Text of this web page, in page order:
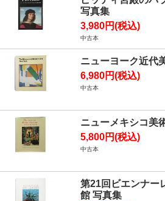
写真集
3,980円(税込)
中古本
ニューヨーク近代
6,980円(税込)
中古本
ニューメキシコ美
5,800円(税込)
中古本
第21回ビエンナー
館 写真集